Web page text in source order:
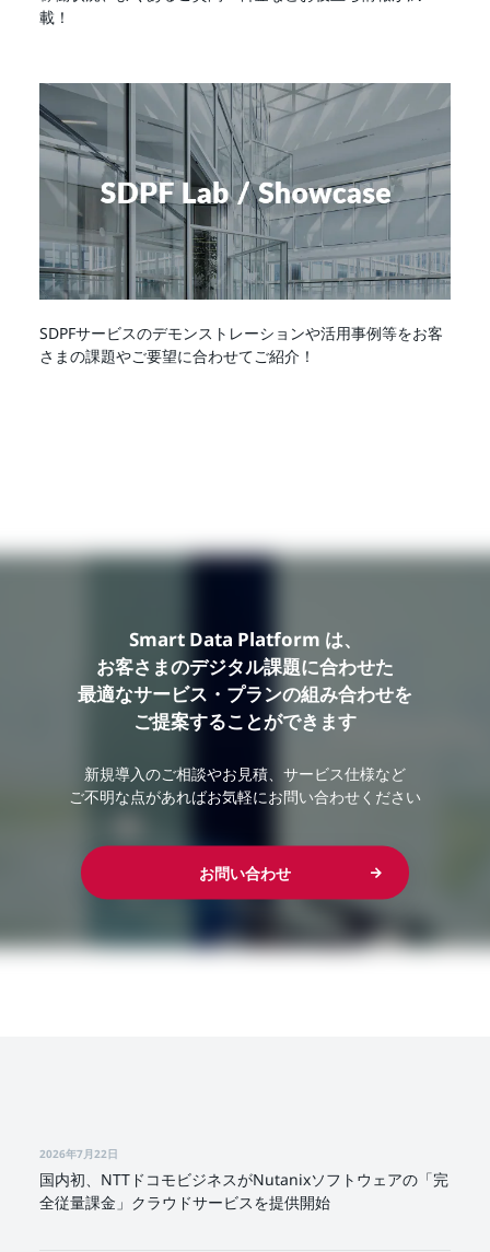
載！
SDPFサービスのデモンストレーションや活用事例等をお客
さまの課題やご要望に合わせてご紹介！
Smart Data Platform は、
お客さまのデジタル課題に合わせた
最適なサービス・プランの組み合わせを
ご提案することができます
新規導入のご相談やお見積、サービス仕様など
ご不明な点があればお気軽にお問い合わせください
お問い合わせ
2026年7月22日
国内初、NTTドコモビジネスがNutanixソフトウェアの「完
全従量課金」クラウドサービスを提供開始